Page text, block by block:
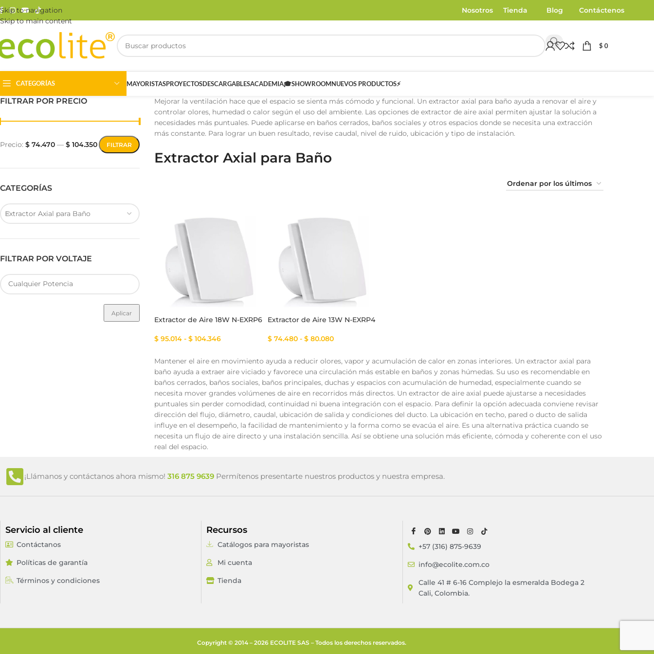
Skip to navigation
Skip to main content
Nosotros Tienda Blog Contáctenos
$ 0
CATEGORÍAS
Riel Magnético
Fuente de Poder SMART Luminarias Sistema Smart
MAYORISTASPROYECTOSDESCARGABLESACADEMIA🎓SHOWROOMNUEVOS PRODUCTOS⚡
FILTRAR POR PRECIO
FILTRAR
Precio: $ 74.470 — $ 104.350
CATEGORÍAS
Extractor Axial para Baño
FILTRAR POR VOLTAJE
Aplicar
Mejorar la ventilación hace que el espacio se sienta más cómodo y funcional. Un extractor axial para baño ayuda a renovar el aire y
controlar olores, humedad o calor según el uso del ambiente. Las opciones de extractor de aire axial permiten ajustar la solución a
necesidades más puntuales. Puede aplicarse en baños cerrados, baños sociales y otros espacios donde se necesita una extracción
más constante. Para lograr un buen resultado, revise caudal, nivel de ruido, ubicación y tipo de instalación.
Extractor Axial para Baño
Extractor de Aire 18W N-EXRP6
$ 95.014 - $ 104.346
Extractor de Aire 13W N-EXRP4
$74.480 - $80.080
Mantener el aire en movimiento ayuda a reducir olores, vapor y acumulación de calor en zonas interiores. Un extractor axial para
baño ayuda a extraer aire viciado y favorece una circulación más estable en baños y zonas húmedas. Su uso es recomendable en
baños cerrados, baños sociales, baños principales, duchas y espacios con acumulación de humedad, especialmente cuando se
necesita mover grandes volúmenes de aire en recorridos más directos. Un extractor de aire axial puede ajustarse a necesidades
puntuales sin perder comodidad, continuidad ni buena integración con el espacio. Para definir la opción adecuada conviene revisar
dirección del flujo, diámetro, caudal, ubicación de salida y condiciones del ducto. La ubicación en techo, pared o ducto de salida
influye en el desempeño, la facilidad de mantenimiento y la forma como se evacúa el aire. Es una alternativa práctica cuando se
necesita un flujo de aire directo y una instalación sencilla. Así se obtiene una solución más eficiente, cómoda y coherente con el uso
real del espacio.
¡Llámanos y contáctanos ahora mismo! 316 875 9639 Permítenos presentarte nuestros productos y nuestra empresa.
Servicio al cliente
Contáctanos
Políticas de garantía
Términos y condiciones
Recursos
Catálogos para mayoristas
Mi cuenta
Tienda
+57 (316) 875-9639
info@ecolite.com.co
Calle 41 # 6-16 Complejo la esmeralda Bodega 2
Cali, Colombia.
Copyright © 2014 – 2026 ECOLITE SAS – Todos los derechos reservados.